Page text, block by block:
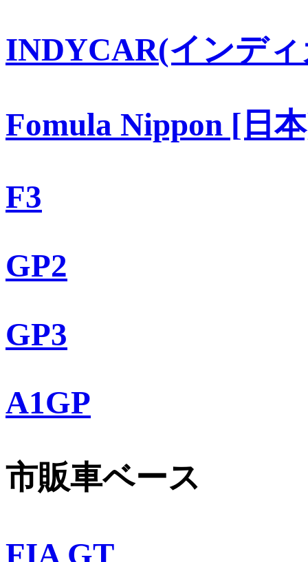
INDYCAR(インデ
Fomula Nippon [日
F3
GP2
GP3
A1GP
市販車ベース
FIA GT